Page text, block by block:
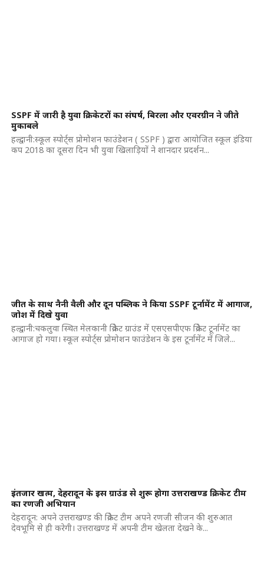
SSPF में जारी है युवा क्रिकेटरों का संघर्ष, बिरला और एवरग्रीन ने जीते
मुकाबले
हल्द्वानी:स्कूल स्पोर्ट्स प्रोमोशन फाउंडेशन ( SSPF ) द्वारा आयोजित स्कूल इंडिया
कप 2018 का दूसरा दिन भी युवा खिलाड़ियों ने शानदार प्रदर्शन...
जीत के साथ नैनी वैली और दून पब्लिक ने किया SSPF टूर्नामेंट में आगाज,
जोश में दिखे युवा
हल्द्वानी:चकलुवा स्थित मेलकानी क्रिकेट ग्राउंड में एसएसपीएफ क्रिकेट टूर्नामेंट का
आगाज हो गया। स्कूल स्पोर्ट्स प्रोमोशन फाउंडेशन के इस टूर्नामेंट में जिले...
इंतजार खत्म, देहरादून के इस ग्राउंड से शुरू होगा उत्तराखण्ड क्रिकेट टीम
का रणजी अभियान
देहरादून: अपने उत्तराखण्ड की क्रिकेट टीम अपने रणजी सीजन की शुरुआत
देवभूमि से ही करेगी। उत्तराखण्ड में अपनी टीम खेलता देखने के...